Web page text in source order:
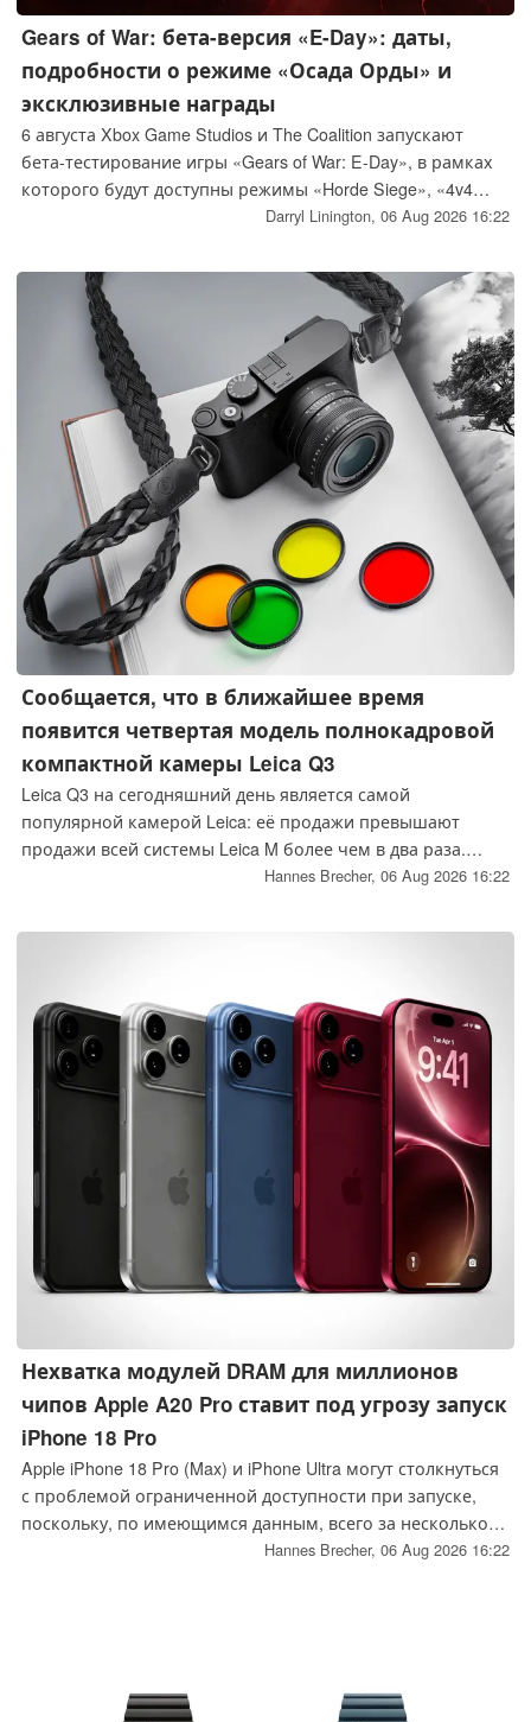
Gears of War: бета-версия «E-Day»: даты,
подробности о режиме «Осада Орды» и
эксклюзивные награды
6 августа Xbox Game Studios и The Coalition запускают
бета-тестирование игры «Gears of War: E-Day», в рамках
которого будут доступны режимы «Horde Siege», «4v4
Versus», а также эксклюзивные награды за участие в
Darryl Linington, 06 Aug 2026 16:22
Сообщается, что в ближайшее время
появится четвертая модель полнокадровой
компактной камеры Leica Q3
Leica Q3 на сегодняшний день является самой
популярной камерой Leica: её продажи превышают
продажи всей системы Leica M более чем в два раза.
Надежный источник раскрыл подробности о новой
как ожидается, поступит в продажу в ближайшие
Hannes Brecher, 06 Aug 2026 16:22
Нехватка модулей DRAM для миллионов
чипов Apple A20 Pro ставит под угрозу запуск
iPhone 18 Pro
Apple iPhone 18 Pro (Max) и iPhone Ultra могут столкнуться
с проблемой ограниченной доступности при запуске,
поскольку, по имеющимся данным, всего за несколько
недель до анонса флагманских смартфонов у Apple в
Hannes Brecher, 06 Aug 2026 16:22